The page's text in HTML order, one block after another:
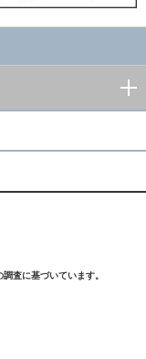
査に基づいています。